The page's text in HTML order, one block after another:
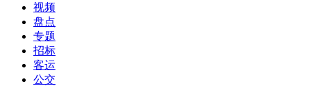
视频
盘点
专题
招标
客运
公交